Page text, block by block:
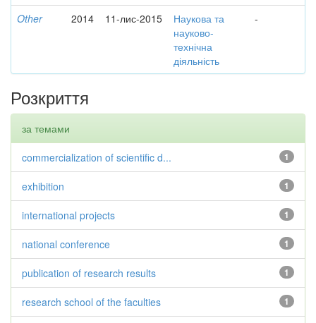
Other 2014 11-лис-2015
Наукова та
науково-
технічна
діяльність
-
Розкриття
за темами
1
commercialization of scientific d...
1
exhibition
1
international projects
1
national conference
1
publication of research results
1
research school of the faculties